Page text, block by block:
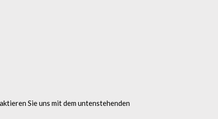
Sie uns mit dem untenstehenden